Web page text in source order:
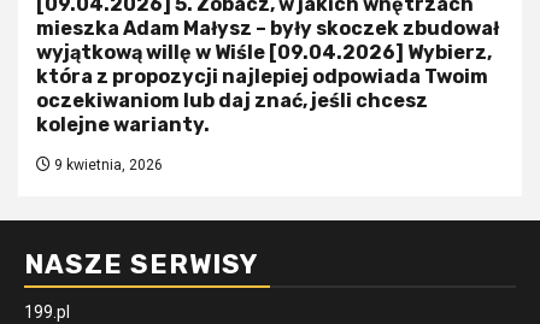
mieszka Adam Małysz – były skoczek zbudował
wyjątkową willę w Wiśle [09.04.2026] Wybierz,
która z propozycji najlepiej odpowiada Twoim
oczekiwaniom lub daj znać, jeśli chcesz
kolejne warianty.
9 kwietnia, 2026
NASZE SERWISY
199.pl